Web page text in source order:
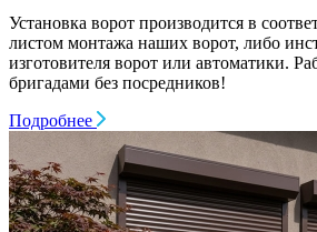
Установка ворот производится в
листом монтажа наших ворот, либо
изготовителя ворот или автоматики.
бригадами без посредников!
Подробнее